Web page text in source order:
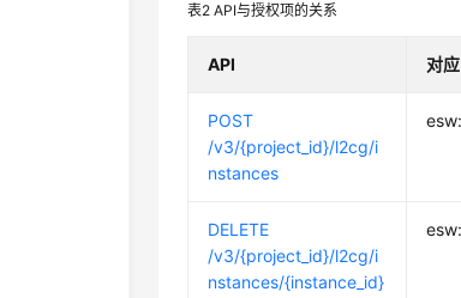
表2API与授权项的关系
API 对
POST
/v3/{project_id}/l2cg/i
nstances
DELETE
/v3/{project_id}/l2cg/i
nstances/{instance_id}